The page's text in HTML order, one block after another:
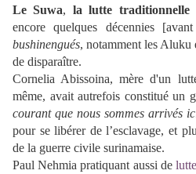
Le Suwa, la lutte traditionnelle
encore quelques décennies
bushinengués, notamment les
de disparaître.
Cornelia Abissoina, mère d'un
même, avait autrefois constitué un
courant que nous sommes arrivés
pour se libérer de l’esclavage, et
de la guerre civile surinamaise.
Paul Nehmia pratiquant aussi de